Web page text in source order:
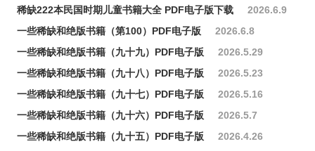
稀缺222本民国时期儿童书籍大全 PDF电子版下载
2026.6.9
一些稀缺和绝版书籍（第100）PDF电子版
2026.6.8
一些稀缺和绝版书籍（九十九）PDF电子版
2026.5.29
一些稀缺和绝版书籍（九十八）PDF电子版
2026.5.23
一些稀缺和绝版书籍（九十七）PDF电子版
2026.5.16
一些稀缺和绝版书籍（九十六）PDF电子版
2026.5.7
一些稀缺和绝版书籍（九十五）PDF电子版
2026.4.26